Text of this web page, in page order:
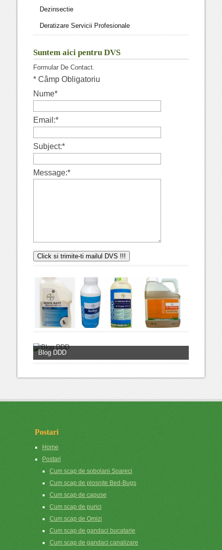
Dezinsectie
Deratizare Servicii Profesionale
Suntem aici pentru DVS
Formular De Contact.
* Câmp Obligatoriu
Nume*
Email:*
Subject:*
Message:*
Blog DDD
Postari
Home
Postari
Cum scap de sobolani Soareci
Cum scap de plosnite Bed-Bugs
Cum scap de capuse
Cum scap de purici
Cum scap de Omizi
Cum scap de gandaci bucatarie
Cum scap de gandaci canalizare